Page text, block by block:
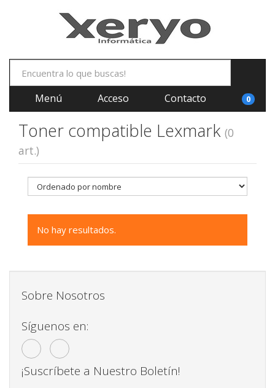
Menú Acceso Contacto 0
Toner compatible Lexmark (0
art.)
No hay resultados.
Sobre Nosotros
Síguenos en:
¡Suscríbete a Nuestro Boletín!